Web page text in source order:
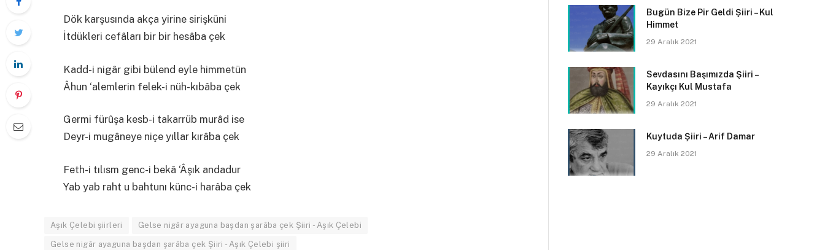
Dök karşusında akça yirine sirişküni
İtdükleri cefâları bir bir hesâba çek
Kadd-i nigâr gibi bülend eyle himmetün
Âhun ‘alemlerin felek-i nüh-kıbâba çek
Germi fürûşa kesb-i takarrüb murâd ise
Deyr-i mugâneye niçe yıllar kırâba çek
Feth-i tılısm genc-i bekâ ‘Âşık andadur
Yab yab raht u bahtunı künc-i harâba çek
Aşık Çelebi şiirleri Gelse nigâr ayaguna başdan şarâba çek Şiiri - Aşık Çelebi
Gelse nigâr ayaguna başdan şarâba çek Şiiri - Aşık Çelebi şiiri
Bugün Bize Pir Geldi Şiiri – Kul
Himmet
29 Aralık 2021
Sevdasını Başımızda Şiiri –
Kayıkçı Kul Mustafa
29 Aralık 2021
Kuytuda Şiiri – Arif Damar
29 Aralık 2021